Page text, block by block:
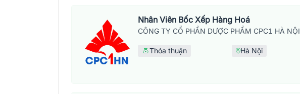
Nhân Viên Bốc Xếp Hàng Hoá
CÔNG TY CỔ PHẦN DƯỢC PHẨM CPC1 HÀ NỘI
Thỏa thuận Hà Nội